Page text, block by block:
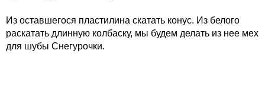
Из оставшегося пластилина скатать конус. Из белого
раскатать длинную колбаску, мы будем делать из нее мех
для шубы Снегурочки.